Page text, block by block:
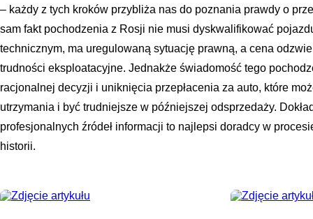
– każdy z tych kroków przybliża nas do poznania prawdy o
sam fakt pochodzenia z Rosji nie musi dyskwalifikować
technicznym, ma uregulowaną sytuację prawną, a cena
trudności eksploatacyjne. Jednakże świadomość tego
racjonalnej decyzji i uniknięcia przepłacenia za auto, które
utrzymania i być trudniejsze w późniejszej odsprzedaży.
profesjonalnych źródeł informacji to najlepsi doradcy w
historii.